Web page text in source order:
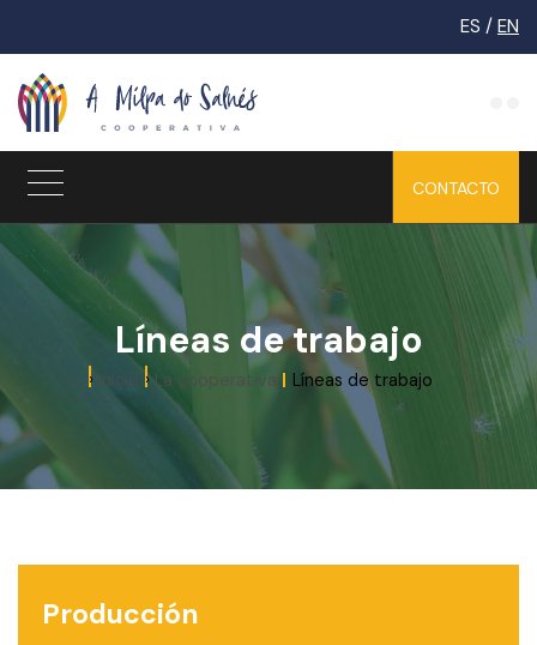
ES / EN
INICIO
COOPERATIVA
¿QUIÉNES
LÍNEAS DE
TRABAJO
TIENDA
ONLINE
CONTACTO
Líneas de trabajo
Inicio La cooperativa Líneas de trabajo
Producción